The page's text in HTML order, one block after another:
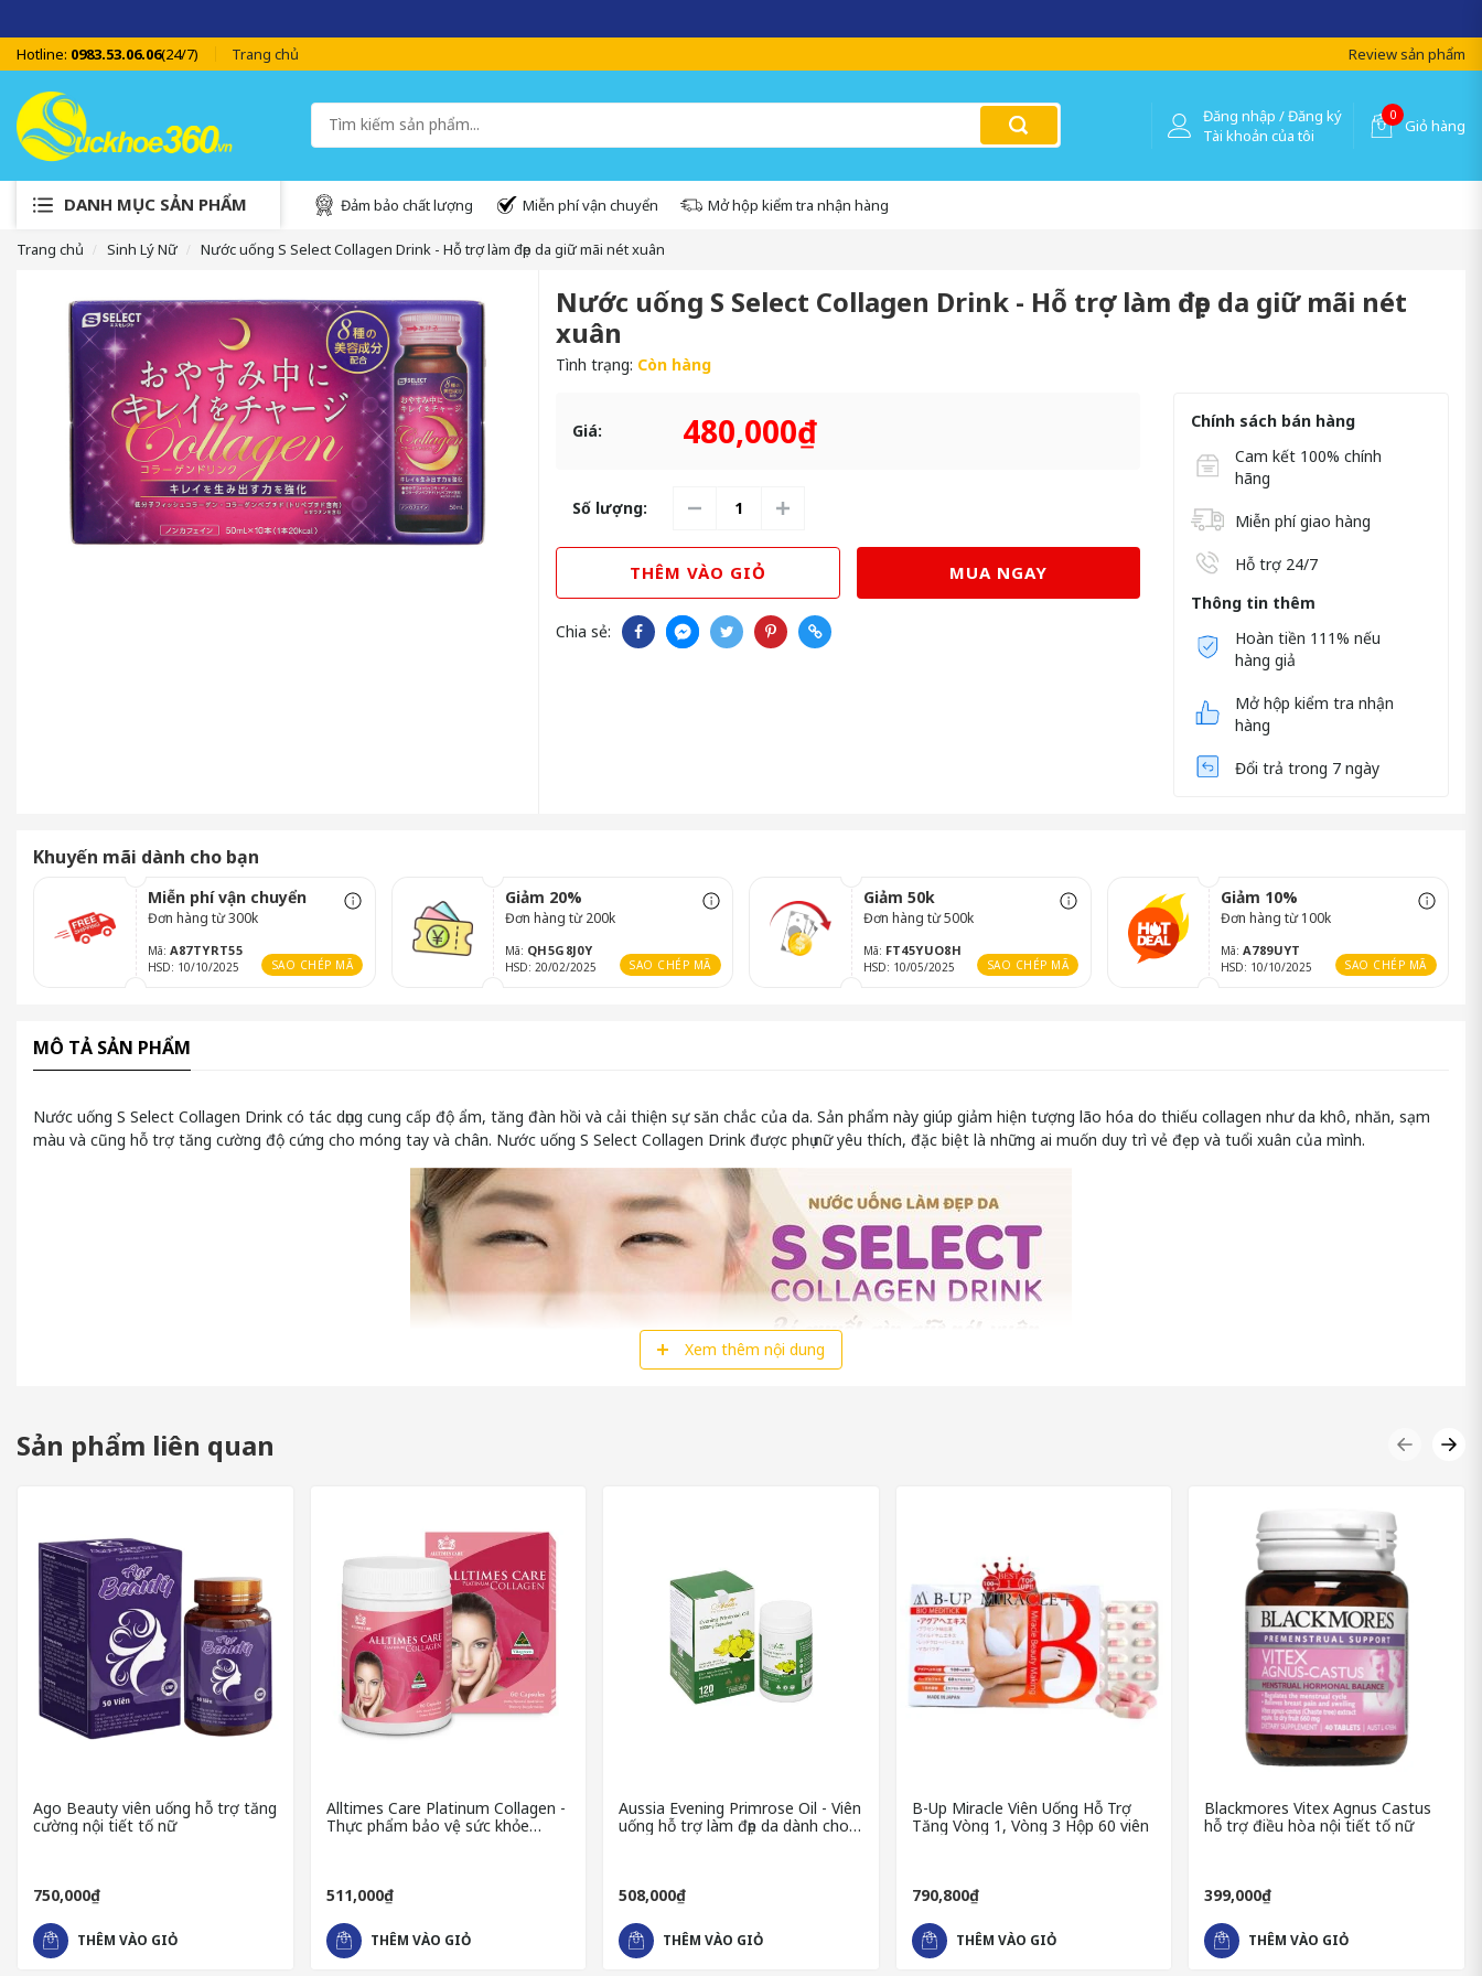
Hotline: 0983.53.06.06(24/7) Trang chủ Review sản phẩm
Đăng nhập / Đăng ký
Tài khoản của tôi
0
Giỏ hàng
DANH MỤC SẢN PHẨM Đảm bảo chất lượng Miễn phí vận chuyển Mở hộp kiểm tra nhận hàng
Trang chủ Sinh Lý Nữ Nước uống S Select Collagen Drink - Hỗ trợ làm đẹp da giữ mãi nét xuân
Nước uống S Select Collagen Drink - Hỗ trợ làm đẹp da giữ mãi nét
xuân
Tình trạng: Còn hàng
Giá: 480,000₫
Số lượng:
THÊM VÀO GIỎ MUA NGAY
Chia sẻ:
Chính sách bán hàng
Cam kết 100% chính
hãng
Miễn phí giao hàng
Hỗ trợ 24/7
Thông tin thêm
Hoàn tiền 111% nếu
hàng giả
Mở hộp kiểm tra nhận
hàng
Đổi trả trong 7 ngày
Khuyến mãi dành cho bạn
Miễn phí vận chuyển
Đơn hàng từ 300k
Mã: A87TYRT55
HSD: 10/10/2025 SAO CHÉP MÃ
Giảm 20%
Đơn hàng từ 200k
Mã: QH5G8J0Y
HSD: 20/02/2025 SAO CHÉP MÃ
Giảm 50k
Đơn hàng từ 500k
Mã: FT45YUO8H
HSD: 10/05/2025 SAO CHÉP MÃ
Giảm 10%
Đơn hàng từ 100k
Mã:A789UYT
HSD: 10/10/2025 SAO CHÉP MÃ
MÔ TẢ SẢN PHẨM
Nước uống S Select Collagen Drink có tác dụng cung cấp độ ẩm, tăng đàn hồi và cải thiện sự săn chắc của da. Sản phẩm này giúp giảm hiện tượng lão hóa do thiếu collagen như da khô, nhăn, sạm
màu và cũng hỗ trợ tăng cường độ cứng cho móng tay và chân. Nước uống S Select Collagen Drink được phụ nữ yêu thích, đặc biệt là những ai muốn duy trì vẻ đẹp và tuổi xuân của mình.
THÀNH PHẦN CỦA S SELECT COLLAGEN DRINK
Mỗi lọ S Select Collagen Drink - 50ml chứa:
2000 mg collagen peptide (chiết xuất từ cá)
375 mg glycine
20 mg sữa ong chúa
5 mg acid hyaluronic
CÔNG DỤNG S SELECT COLLAGEN DRINK
Tăng cường độ ẩm, tính đàn hồi và làm tăng sự săn chắc của da.
Xem thêm nội dung
Sản phẩm liên quan
Ago Beauty viên uống hỗ trợ tăng
cường nội tiết tố nữ
750,000₫
THÊM VÀO GIỎ
Alltimes Care Platinum Collagen -
Thực phẩm bảo vệ sức khỏe
511,000₫
THÊM VÀO GIỎ
Aussia Evening Primrose Oil - Viên
uống hỗ trợ làm đẹp da dành cho
508,000₫
THÊM VÀO GIỎ
B-Up Miracle Viên Uống Hỗ Trợ
Tăng Vòng 1, Vòng 3 Hộp 60 viên
790,800₫
THÊM VÀO GIỎ
Blackmores Vitex Agnus Castus
hỗ trợ điều hòa nội tiết tố nữ
399,000₫
THÊM VÀO GIỎ